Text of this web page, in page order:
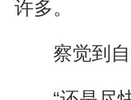
许多。
察觉到自